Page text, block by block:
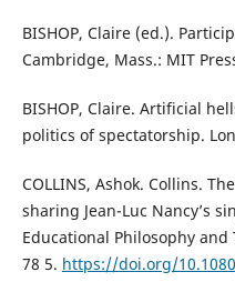
BISHOP, Claire (ed.).
Cambridge, Mass.: MIT
BISHOP, Claire. Artificial
politics of spectatorship.
COLLINS, Ashok. Collins.
sharing Jean-Luc Nancy’s
Educational Philosophy and
78 5. https://doi.org/